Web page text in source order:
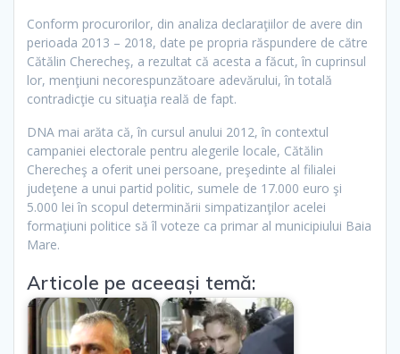
Conform procurorilor, din analiza declaraţiilor de avere din
perioada 2013 – 2018, date pe propria răspundere de către
Cătălin Cherecheş, a rezultat că acesta a făcut, în cuprinsul
lor, menţiuni necorespunzătoare adevărului, în totală
contradicţie cu situaţia reală de fapt.
DNA mai arăta că, în cursul anului 2012, în contextul
campaniei electorale pentru alegerile locale, Cătălin
Cherecheş a oferit unei persoane, preşedinte al filialei
judeţene a unui partid politic, sumele de 17.000 euro şi
5.000 lei în scopul determinării simpatizanţilor acelei
formaţiuni politice să îl voteze ca primar al municipiului Baia
Mare.
Articole pe aceeași temă: